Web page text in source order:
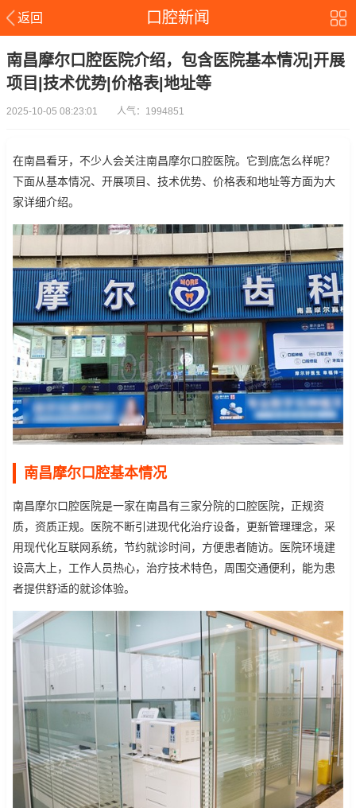
返回 口腔新闻
南昌摩尔口腔医院介绍，包含医院基本情况|开展
项目|技术优势|价格表|地址等
2025-10-05 08:23:01 人气：1994851
在南昌看牙，不少人会关注南昌摩尔口腔医院。它到底怎么样呢？
下面从基本情况、开展项目、技术优势、价格表和地址等方面为大
家详细介绍。
南昌摩尔口腔基本情况
南昌摩尔口腔医院是一家在南昌有三家分院的口腔医院，正规资
质，资质正规。医院不断引进现代化治疗设备，更新管理理念，采
用现代化互联网系统，节约就诊时间，方便患者随访。医院环境建
设高大上，工作人员热心，治疗技术特色，周围交通便利，能为患
者提供舒适的就诊体验。